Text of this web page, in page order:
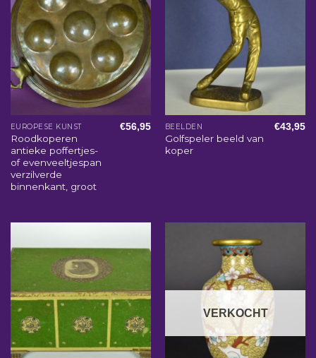
EUROPESE KUNST
Roodkoperen
antieke poffertjes-
of evenveeltjespan
verzilverde
binnenkant, groot
€56,95 BEELDEN
Golfspeler beeld van
koper
€43,95
VERKOCHT